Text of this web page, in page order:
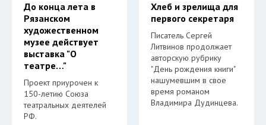
До конца лета в
Рязанском
художественном
музее действует
выставка "О
театре…"
Проект приурочен к
150-летию Союза
театральных деятелей
РФ.
Хлеб и зрелища для
первого секретаря
Писатель Сергей
Литвинов продолжает
авторскую рубрику
"День рождения книги"
нашумевшим в свое
время романом
Владимира Дудинцева.